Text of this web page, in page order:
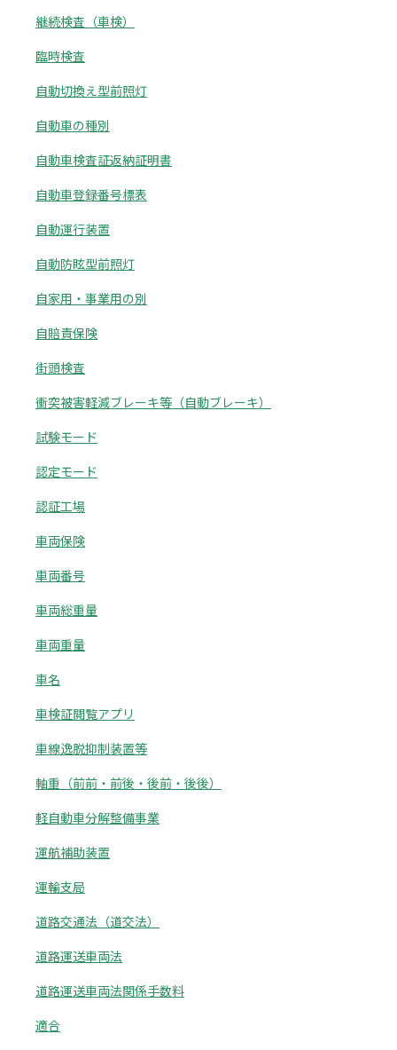
継続検査（車検）
臨時検査
自動切換え型前照灯
自動車の種別
自動車検査証返納証明書
自動車登録番号標表
自動運行装置
自動防眩型前照灯
自家用・事業用の別
自賠責保険
街頭検査
衝突被害軽減ブレーキ等（自動ブレーキ）
試験モード
認定モード
認証工場
車両保険
車両番号
車両総重量
車両重量
車名
車検証閲覧アプリ
車線逸脱抑制装置等
軸重（前前・前後・後前・後後）
軽自動車分解整備事業
運航補助装置
運輸支局
道路交通法（道交法）
道路運送車両法
道路運送車両法関係手数料
適合